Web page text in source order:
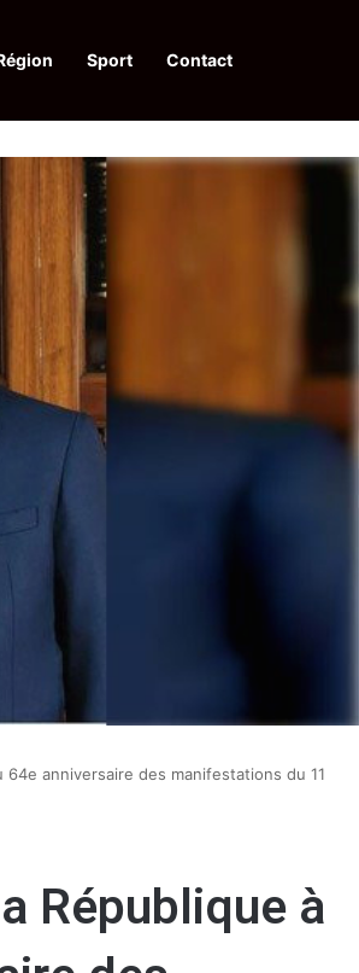
Sport Contact
64e anniversaire des manifestations du 11
République à